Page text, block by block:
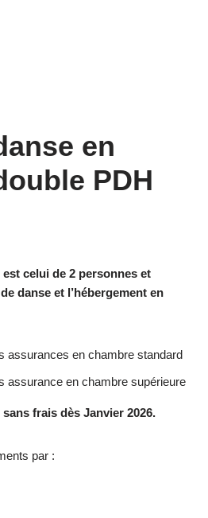
en
PDH
celui de 2 personnes et
danse et l’hébergement en
assurances en chambre standard
assurance en chambre supérieure
sans frais dès Janvier 2026.
par :